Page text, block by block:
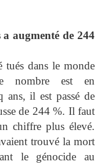
augmenté de 244
tués dans le monde
nombre est en
ans, il est passé de
de 244 %. Il faut
chiffre plus élevé.
trouvé la mort
le génocide au